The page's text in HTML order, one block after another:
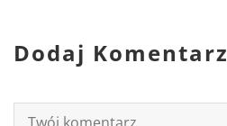
Dodaj Komentarz